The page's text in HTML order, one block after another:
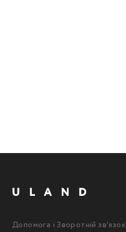
Допомога і Зворотній зв'язок